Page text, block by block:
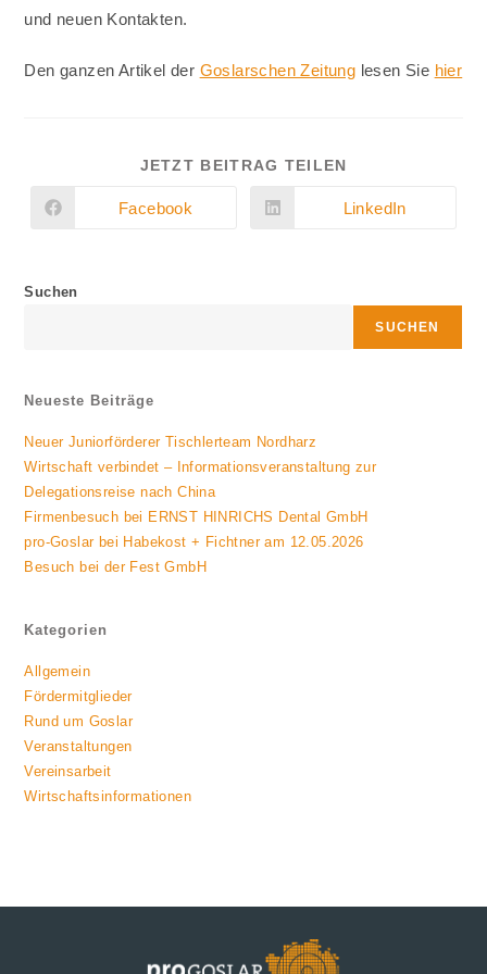
und neuen Kontakten.
Den ganzen Artikel der Goslarschen Zeitung lesen Sie hier
JETZT BEITRAG TEILEN
Öffnet
Facebook
Öffnet
LinkedIn
Suchen
SUCHEN
Neueste Beiträge
Neuer Juniorförderer Tischlerteam Nordharz
Wirtschaft verbindet – Informationsveranstaltung zur
Delegationsreise nach China
Firmenbesuch bei ERNST HINRICHS Dental GmbH
pro-Goslar bei Habekost + Fichtner am 12.05.2026
Besuch bei der Fest GmbH
Kategorien
Allgemein
Fördermitglieder
Rund um Goslar
Veranstaltungen
Vereinsarbeit
Wirtschaftsinformationen